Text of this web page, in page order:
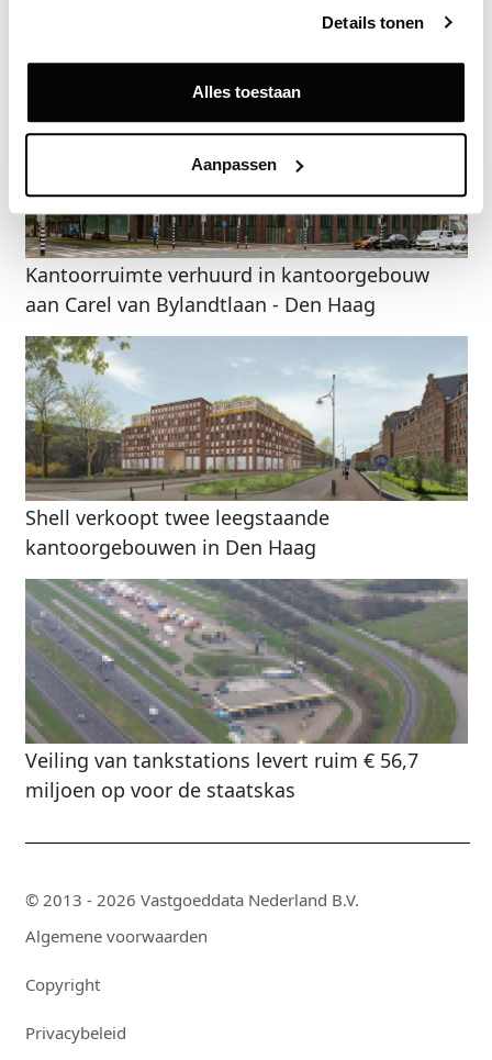
Details tonen
Alles toestaan
Aanpassen
Gerelateerde nieuwsberichten
Kantoorruimte verhuurd in kantoorgebouw
aan Carel van Bylandtlaan - Den Haag
Shell verkoopt twee leegstaande
kantoorgebouwen in Den Haag
Veiling van tankstations levert ruim € 56,7
miljoen op voor de staatskas
© 2013 - 2026 Vastgoeddata Nederland B.V.
Algemene voorwaarden
Copyright
Privacybeleid